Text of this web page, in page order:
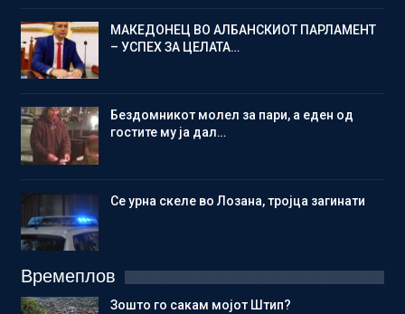
МАКЕДОНЕЦ ВО АЛБАНСКИОТ ПАРЛАМЕНТ
– УСПЕХ ЗА ЦЕЛАТА…
Бездомникот молел за пари, а еден од
гостите му ја дал…
Се урна скеле во Лозана, тројца загинати
Времеплов
Зошто го сакам мојот Штип?